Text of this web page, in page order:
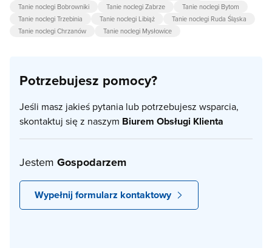
Tanie noclegi Bobrowniki
Tanie noclegi Zabrze
Tanie noclegi Bytom
Tanie noclegi Trzebinia
Tanie noclegi Libiąż
Tanie noclegi Ruda Śląska
Tanie noclegi Chrzanów
Tanie noclegi Mysłowice
Potrzebujesz pomocy?
Jeśli masz jakieś pytania lub potrzebujesz wsparcia,
skontaktuj się z naszym Biurem Obsługi Klienta
Jestem Gospodarzem
Wypełnij formularz kontaktowy